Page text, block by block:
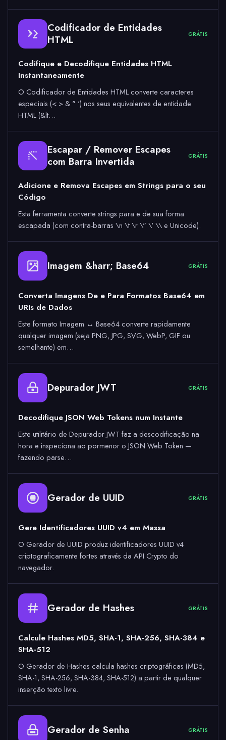
&
Codificador de Entidades
HTML
GRÁTIS
Codifique e Decodifique Entidades HTML
Instantaneamente
O Codificador de Entidades HTML converte caracteres
especiais (< > & " ') nos seus equivalentes de entidade
HTML (&lt…
Escapar / Remover Escapes
com Barra Invertida
GRÁTIS
Adicione e Remova Escapes em Strings para o seu
Código
Esta ferramenta converte strings para e de sua forma
escapada (com contra-barras \n \t \r \" \' \\ e Unicode).
64 Imagem &harr; Base64 GRÁTIS
Converta Imagens De e Para Formatos Base64 em
URIs de Dados
Este formato Imagem ↔ Base64 converte rapidamente
qualquer imagem (seja PNG, JPG, SVG, WebP, GIF ou
semelhante) em…
Depurador JWT GRÁTIS
Decodifique JSON Web Tokens num Instante
Este utilitário de Depurador JWT faz a descodificação na
hora e inspeciona ao pormenor o JSON Web Token —
fazendo parse…
Gerador de UUID GRÁTIS
Gere Identificadores UUID v4 em Massa
O Gerador de UUID produz identificadores UUID v4
criptograficamente fortes através da API Crypto do
navegador.
Gerador de Hashes GRÁTIS
Calcule Hashes MD5, SHA-1, SHA-256, SHA-384 e
SHA-512
O Gerador de Hashes calcula hashes criptográficas (MD5,
SHA-1, SHA-256, SHA-384, SHA-512) a partir de qualquer
inserção texto livre.
Gerador de Senha GRÁTIS